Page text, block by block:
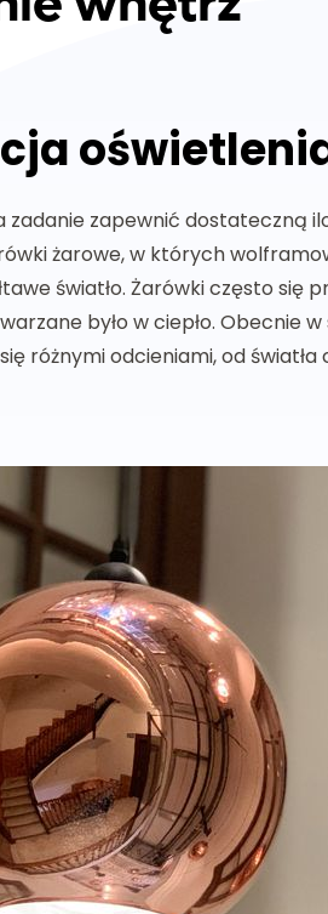
zapewnić dostateczną
żarowe, w których
światło. Żarówki często
było w ciepło. Obecnie
różnymi odcieniami, od